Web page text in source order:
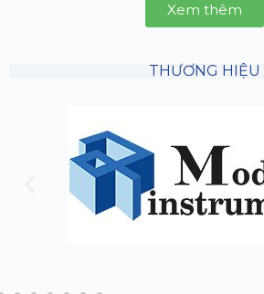
Xem thêm
THƯƠNG HIỆU